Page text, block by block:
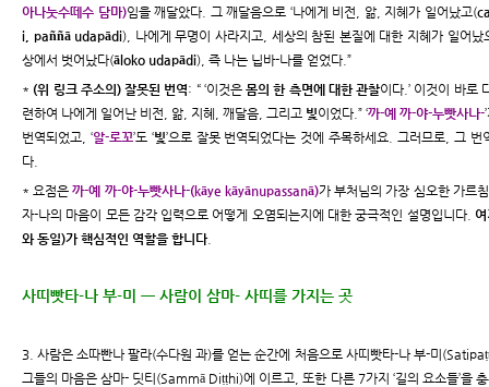
아나눗수떼수 담마)임을 깨달았다. 그 깨달음으로 ‘나에게 비전, 앎, 지혜가 일어났고(
i, paññā udapādi), 나에게 무명이 사라지고, 세상의 참된 본질에 대한 지혜가 일어났
상에서 벗어났다(āloko udapādi), 즉 나는 닙바-나를 얻었다.”
* (위 링크 주소의) 잘못된 번역: “ ‘이것은 몸의 한 측면에 대한 관찰이다.’ 이것이 바로
련하여 나에게 일어난 비전, 앎, 지혜, 깨달음, 그리고 빛이었다.” ‘까-예 까-야-누빳사나-
번역되었고, ‘알-로꼬’도 ‘빛’으로 잘못 번역되었다는 것에 주목하세요. 그러므로, 그
다.
* 요점은까-예 까-야-누빳사나-(kāye kāyānupassanā)가 부처님의 가장 심오한 가르
자-나의 마음이 모든 감각 입력으로 어떻게 오염되는지에 대한 궁극적인 설명입니다.
와 동일)가 핵심적인 역할을 합니다.
사띠빳타-나 부-미 ㅡ 사람이 삼마- 사띠를 가지는 곳
3. 사람은 소따빤나 팔라(수다원 과)를 얻는 순간에 처음으로 사띠빳타-나 부-미
그들의 마음은 삼마- 딧티(Sammā Diṭṭhi)에 이르고, 또한 다른 7가지 ‘길의 요소들’을